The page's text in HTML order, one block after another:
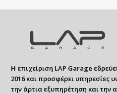
Η επιχείριση LAP Garage
2016 και προσφέρει υπηρεσίες
την άρτια εξυπηρέτηση και την